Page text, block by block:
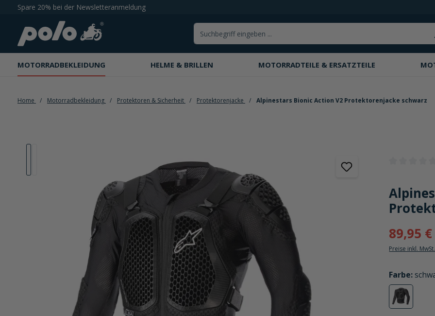
Zur Hauptnavigation springen
Spare 20% bei der Newsletteranmeldung
MOTORRADBEKLEIDUNG HELME & BRILLEN MOTORRADTEILE & ERSATZTEILE
Home Motorradbekleidung Protektoren & Sicherheit Protektorenjacke Alpinestars Bionic Action V2 Protektorenjacke schwarz
89,95 €
Preise inkl.
Farbe
auswählen
:
schwarz
(Diese